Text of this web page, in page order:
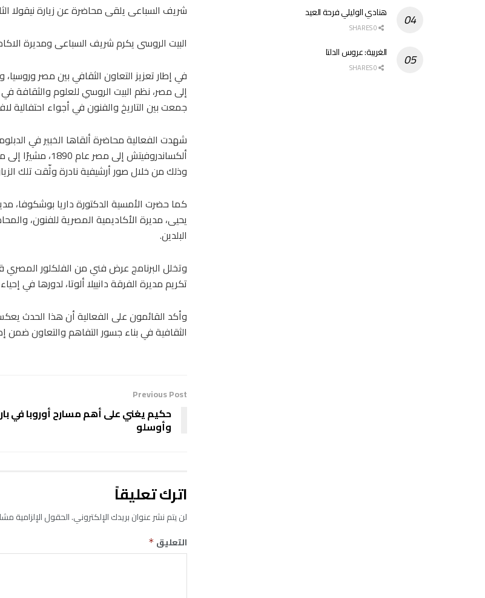
شريف السباعى يلقى محاضرة عن زيارة نيقولا
البيت الروسى يكرم شريف السباعى ومديرة
إلى مصر، نظم البيت الروسي للعلوم والثقافة
جمعت بين التاريخ والفنون في أجواء احتفالية
شهدت الفعالية محاضرة ألقاها الخبير في
ألكساندروفيتش
وذلك من خلال صور أرشيفية نادرة وثّقت تلك
كما حضرت الأمسية الدكتورة داريا بوشكوفا،
يحيى، مديرة الأكاديمية المصرية للفنون،
البلدين.
وتخلل البرنامج عرض فني من الفلكلور المصري
تكريم مديرة الفرقة دانييلا ألوتا، لدورها في
وأكد القائمون على الفعالية أن هذا الحدث
الثقافية في بناء جسور التفاهم والتعاون ضمن
Previous Post
حكيم يغني على أهم مسارح أوروبا في
وأوسلو
اترك تعليقاً
لن يتم نشر عنوان بريدك الإلكتروني.الحقول الإلزامية
التعليق *
هنادي الوليلي فرحة العيد
الغربية: عروس الدلتا